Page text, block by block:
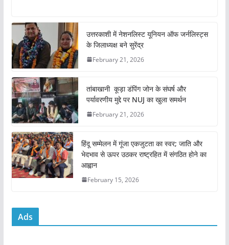
c
e
b
o
o
k
itt
er s
A
p
e
उत्तरकाशी में नेशनलिस्ट यूनियन ऑफ जर्नलिस्ट्स
के जिलाध्यक्ष बने सुरेंद्र
February 21, 2026
तांबाखानी कूड़ा डंपिंग जोन के संघर्ष और
पर्यावरणीय मुद्दे पर NUJ का खुला समर्थन
February 21, 2026
हिंदू सम्मेलन में गूंजा एकजुटता का स्वर; जाति और
भेदभाव से ऊपर उठकर राष्ट्रहित में संगठित होने का
आह्वान
February 15, 2026
Ads